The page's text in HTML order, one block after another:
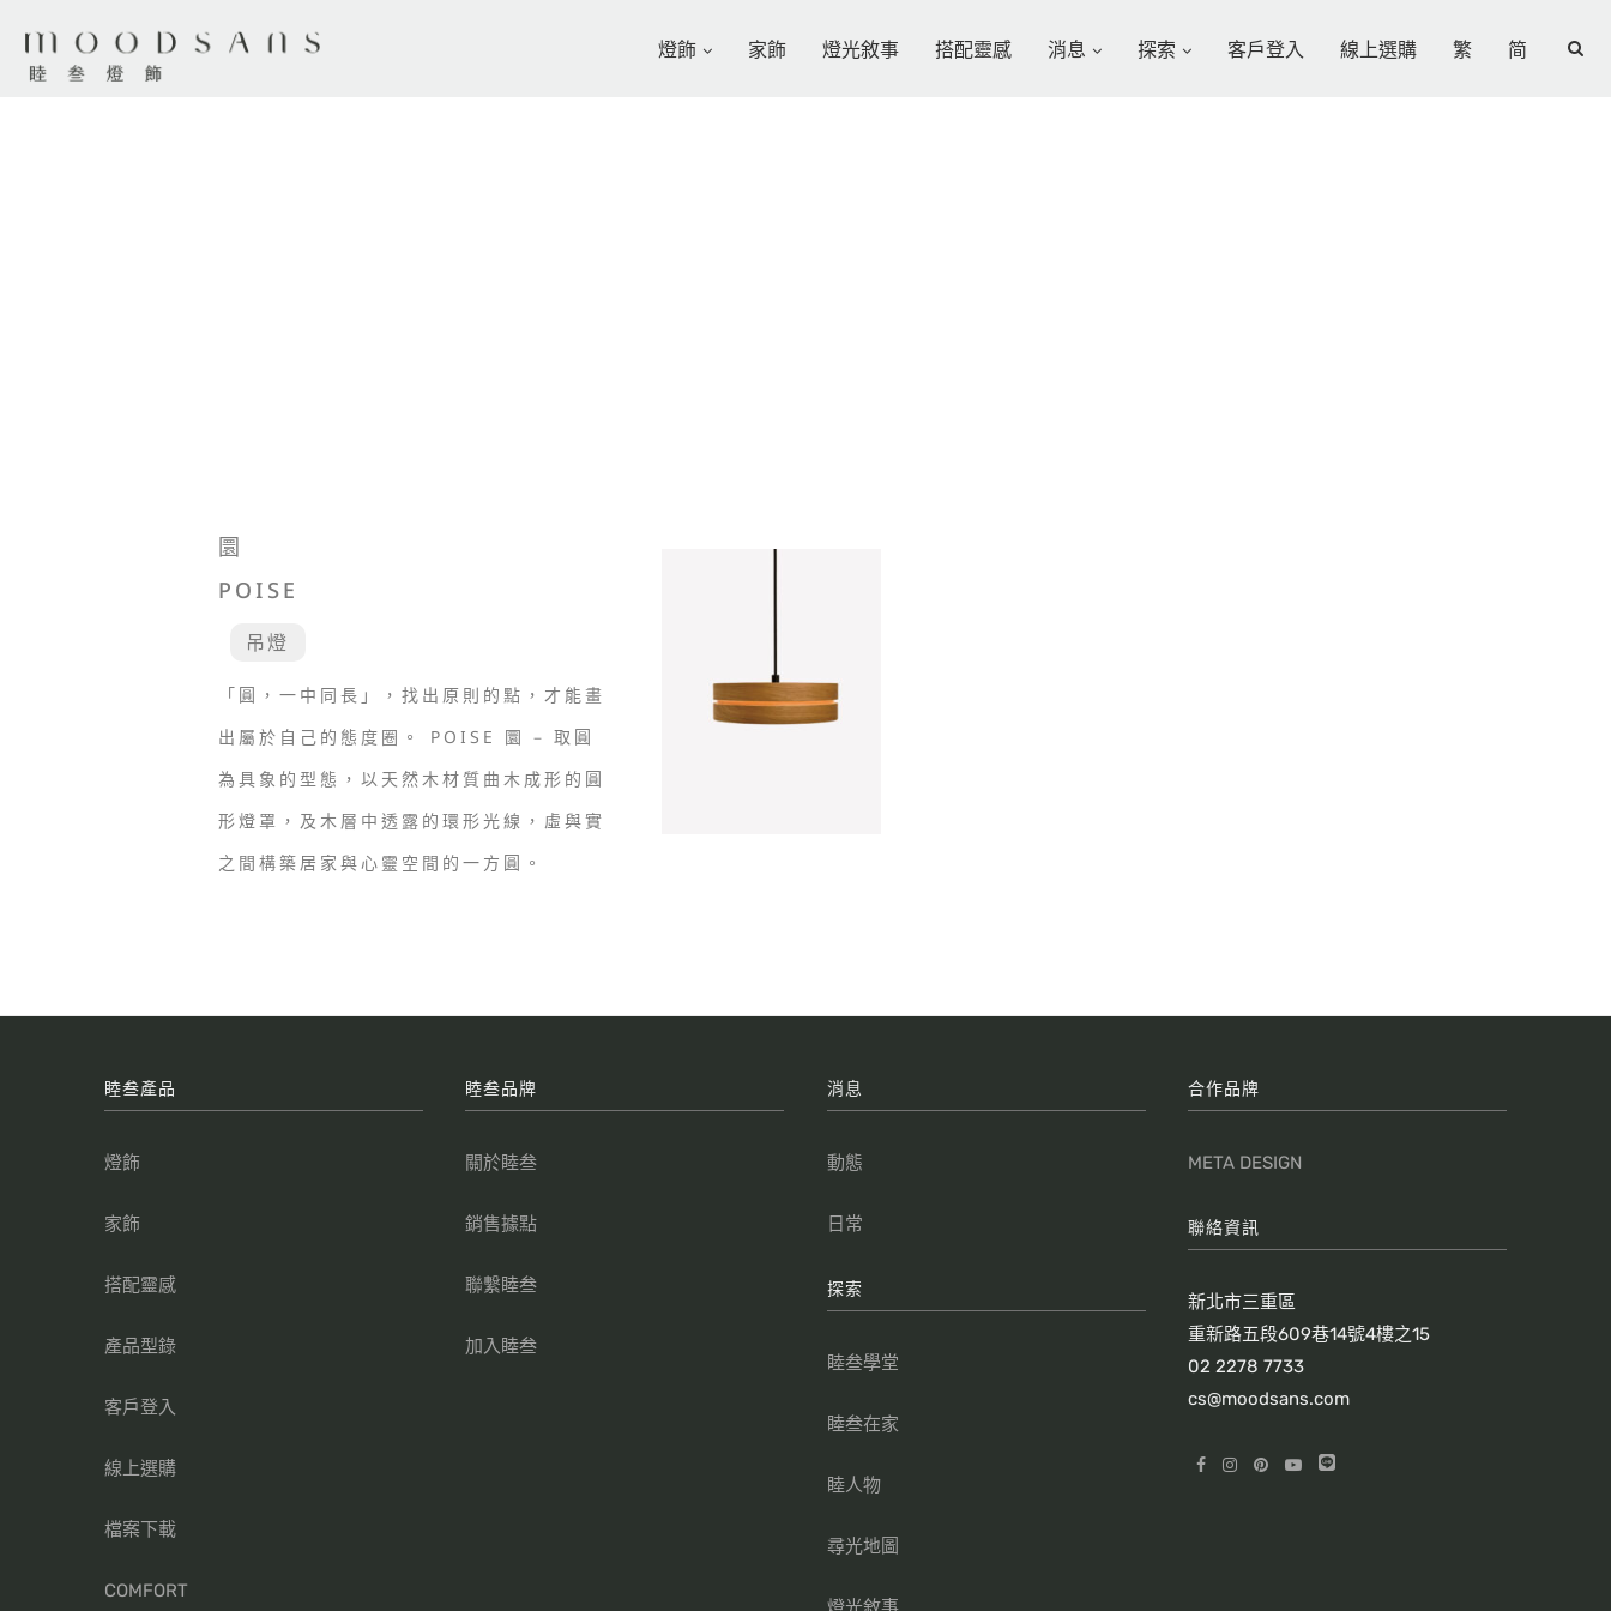
燈飾 家飾 燈光敘事 搭配靈感 消息 探索 客戶登入 線上選購 繁 简
圜
POISE
吊燈
「圓，一中同長」，找出原則的點，才能畫
出屬於自己的態度圈。 POISE 圜 – 取圓
為具象的型態，以天然木材質曲木成形的圓
形燈罩，及木層中透露的環形光線，虛與實
之間構築居家與心靈空間的一方圓。
睦叁產品
燈飾
家飾
搭配靈感
產品型錄
客戶登入
線上選購
檔案下載
COMFORT
睦叁品牌
關於睦叁
銷售據點
聯繫睦叁
加入睦叁
消息
動態
日常
探索
睦叁學堂
睦叁在家
睦人物
尋光地圖
合作品牌
META DESIGN
聯絡資訊
新北市三重區
重新路五段609巷14號4樓之15
02 2278 7733
cs@moodsans.com